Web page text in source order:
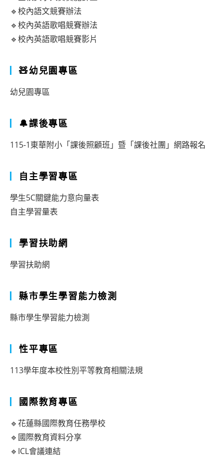
🔹校內語文競賽辦法
🔹校內英語歌唱競賽辦法
🔹校內英語歌唱競賽影片
🧸幼兒園專區
幼兒園專區
🔔課後專區
115-1東華附小「課後照顧班」暨「課後社團」網路報名
自主學習專區
學生5C關鍵能力意向量表
自主學習量表
學習扶助網
學習扶助網
縣市學生學習能力檢測
縣市學生學習能力檢測
性平專區
113學年度本校性別平等教育相關法規
國際教育專區
🔹花蓮縣國際教育任務學校
🔹國際教育資料分享
🔹ICL會議連結